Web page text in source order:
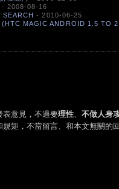
- 2008-08-16
- 2010-06-25
(HTC MAGIC ANDROID 1.5 TO
表意見，不過要理性、 不做人身
矩，不當留言、和本文無關的